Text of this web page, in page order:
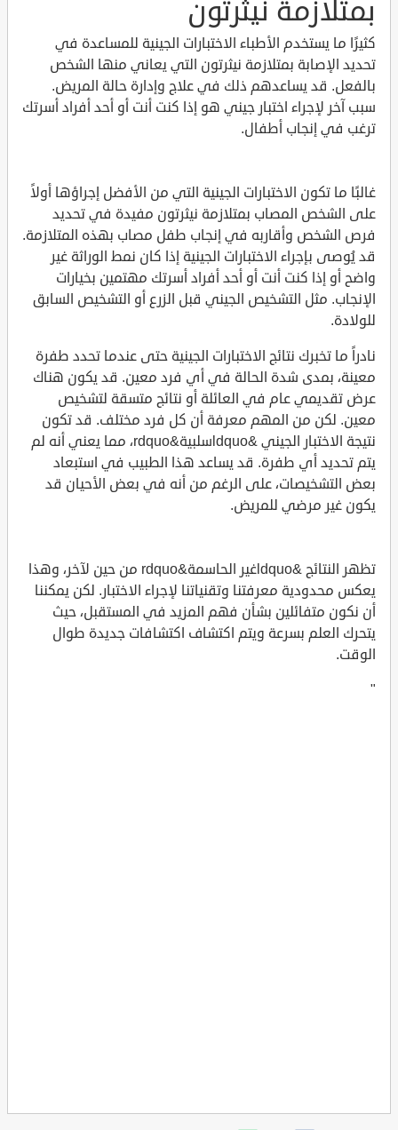
بمتلازمة نيثرتون
كثيرًا ما يستخدم الأطباء الاختبارات الجينية للمساعدة في
تحديد الإصابة بمتلازمة نيثرتون التي يعاني منها الشخص
بالفعل. قد يساعدهم ذلك في علاج وإدارة حالة المريض.
سبب آخر لإجراء اختبار جيني هو إذا كنت أنت أو أحد أفراد أسرتك
ترغب في إنجاب أطفال.
غالبًا ما تكون الاختبارات الجينية التي من الأفضل إجراؤها أولاً
على الشخص المصاب بمتلازمة نيثرتون مفيدة في تحديد
فرص الشخص وأقاربه في إنجاب طفل مصاب بهذه المتلازمة.
قد يُوصى بإجراء الاختبارات الجينية إذا كان نمط الوراثة غير
واضح أو إذا كنت أنت أو أحد أفراد أسرتك مهتمين بخيارات
الإنجاب. مثل التشخيص الجيني قبل الزرع أو التشخيص السابق
للولادة.
نادراً ما تخبرك نتائج الاختبارات الجينية حتى عندما تحدد طفرة
معينة، بمدى شدة الحالة في أي فرد معين. قد يكون هناك
عرض تقديمي عام في العائلة أو نتائج متسقة لتشخيص
معين. لكن من المهم معرفة أن كل فرد مختلف. قد تكون
نتيجة الاختبار الجيني &ldquoسلبية&rdquo، مما يعني أنه لم
يتم تحديد أي طفرة. قد يساعد هذا الطبيب في استبعاد
بعض التشخيصات، على الرغم من أنه في بعض الأحيان قد
يكون غير مرضي للمريض.
تظهر النتائج &ldquoغير الحاسمة&rdquo من حين لآخر، وهذا
يعكس محدودية معرفتنا وتقنياتنا لإجراء الاختبار. لكن يمكننا
أن نكون متفائلين بشأن فهم المزيد في المستقبل، حيث
يتحرك العلم بسرعة ويتم اكتشاف اكتشافات جديدة طوال
الوقت.
"